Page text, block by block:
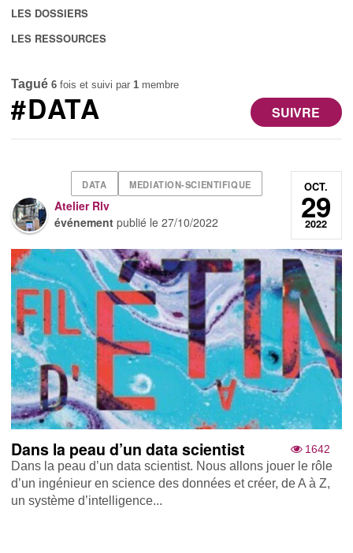
LES DOSSIERS
LES RESSOURCES
Tagué 6 fois et suivi par 1 membre
SUIVRE
#DATA
DATA MEDIATION-SCIENTIFIQUE
Atelier Rlv
événement publié le27/10/2022
OCT.
29
2022
1642
Dans la peau d’un data scientist
Dans la peau d’un data scientist. Nous allons jouer le rôle
d’un ingénieur en science des données et créer, de A à Z,
un système d’intelligence...